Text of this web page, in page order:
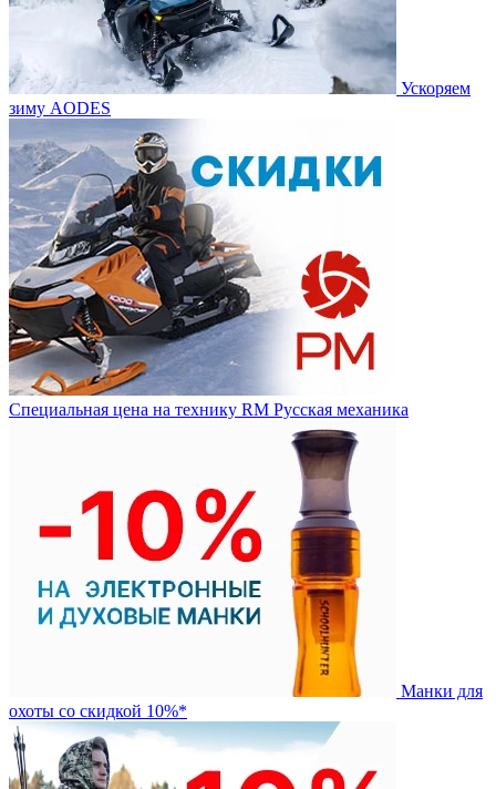
Ускоряем
зиму AODES
Специальная цена на технику RM Русская механика
Манки для
охоты со скидкой 10%*